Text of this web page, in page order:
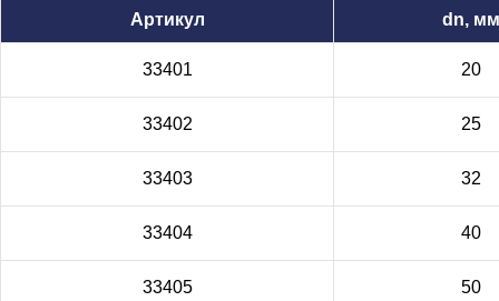
Артикул dn, мм
33401 20
33402 25
33403 32
33404 40
33405 50